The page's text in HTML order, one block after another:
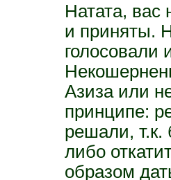
Натата, вас
и приняты.
голосовали
Азиза или
принципе:
решали, т.к.
либо
образом